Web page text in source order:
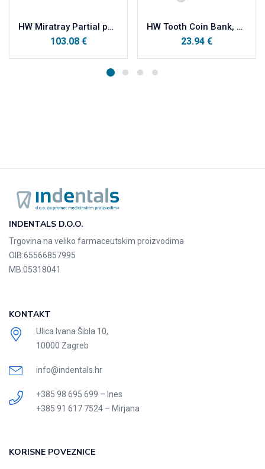
HW Miratray Partial parcijalne plastične otisne žlice kutija, PL lijevo a100
103.08 €
HW Tooth Coin Bank, Zub kasica, keramička
23.94 €
INDENTALS D.O.O.
Trgovina na veliko farmaceutskim proizvodima
OIB:65566857995
MB:05318041
KONTAKT
Ulica Ivana Šibla 10,
10000 Zagreb
info@indentals.hr
+385 98 695 699 – Ines
+385 91 617 7524 – Mirjana
KORISNE POVEZNICE